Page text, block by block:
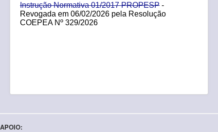
Instrução Normativa 01/2017 PROPESP -
Revogada em 06/02/2026 pela Resolução
COEPEA Nº 329/2026
APOIO: